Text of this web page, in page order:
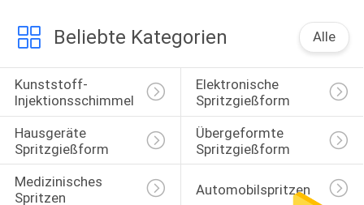
Beliebte Kategorien Alle
Kunststoff-
Injektionsschimmel
Elektronische
Spritzgießform
Hausgeräte
Spritzgießform
Übergeformte
Spritzgießform
Medizinisches
Spritzen
Automobilspritzen